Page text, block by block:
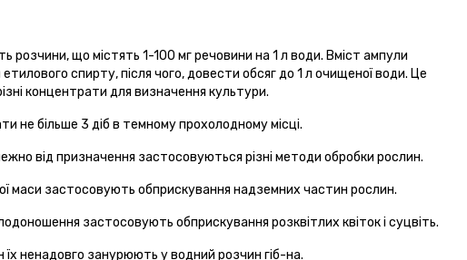
розчини, що містять 1-100 мг речовини на 1 л води. Вміст ампули
спирту, після чого, довести обсяг до 1 л очищеної води. Це
концентрати для визначення культури.
не більше 3 діб в темному прохолодному місці.
від призначення застосовуються різні методи обробки рослин.
маси застосовують обприскування надземних частин рослин.
застосовують обприскування розквітлих квіток і суцвіть.
їх ненадовго занурюють у водний розчин гіб-на.
Фітоверм, КЕ (2*2) 4мл